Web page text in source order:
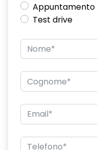
Appuntamento
Test drive